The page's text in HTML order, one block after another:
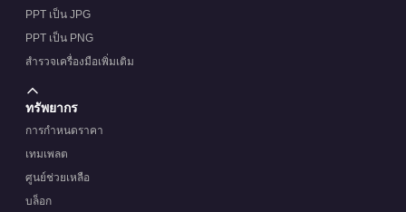
PPT เป็น JPG
PPT เป็น PNG
สำรวจเครื่องมือเพิ่มเติม
ทรัพยากร
การกำหนดราคา
เทมเพลต
ศูนย์ช่วยเหลือ
บล็อก